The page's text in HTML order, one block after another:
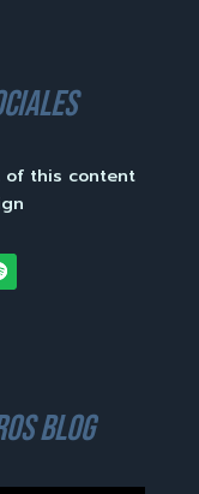
of this content
blog